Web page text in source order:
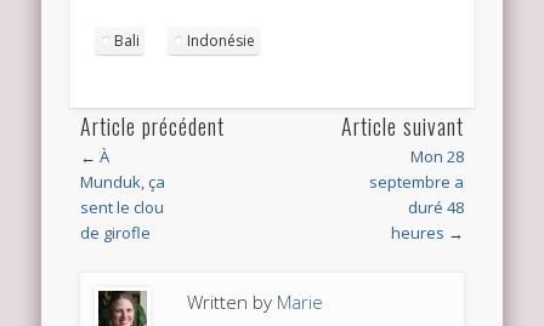
Bali Indonésie
Article précédent
←À
Munduk, ça
sent le clou
de girofle
Article suivant
Mon 28
septembre a
duré 48
heures →
Written by Marie